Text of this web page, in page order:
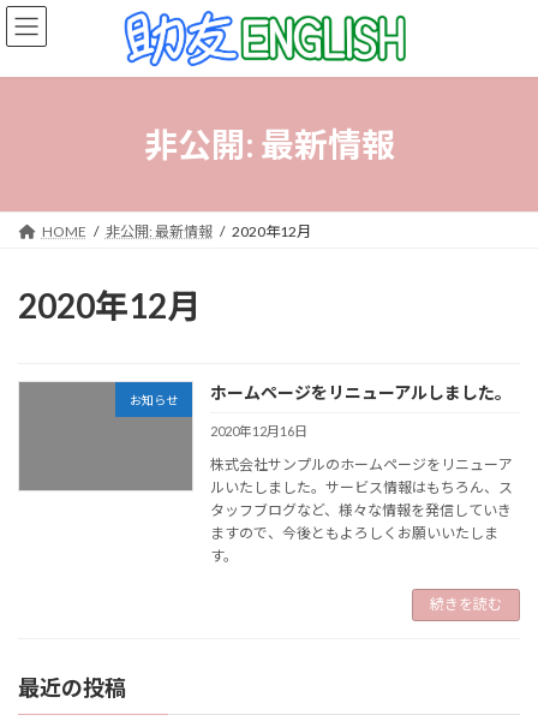
コ
ン
ン
ナ
ビ
ー
非公開: 最新情報
HOME 非公開: 最新情報 2020年12月
2020年12月
お知らせ ホームページをリニューアルしました。
2020年12月16日
株式会社サンプルのホームページをリニューア
ルいたしました。サービス情報はもちろん、ス
タッフブログなど、様々な情報を発信していき
ますので、今後ともよろしくお願いいたしま
す。
続きを読む
最近の投稿